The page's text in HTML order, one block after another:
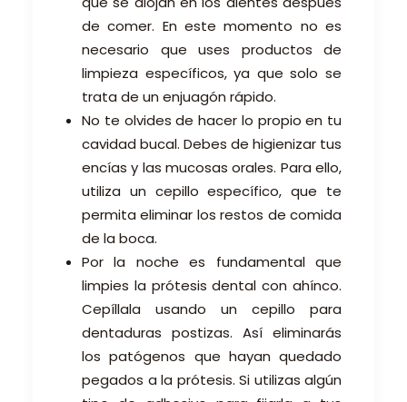
de comer. En este momento no es
necesario que uses productos de
limpieza específicos, ya que solo se
trata de un enjuagón rápido.
No te olvides de hacer lo propio en tu
cavidad bucal. Debes de higienizar tus
encías y las mucosas orales. Para ello,
utiliza un cepillo específico, que te
permita eliminar los restos de comida
de la boca.
Por la noche es fundamental que
limpies la prótesis dental con ahínco.
Cepíllala usando un cepillo para
dentaduras postizas. Así eliminarás
los patógenos que hayan quedado
pegados a la prótesis. Si utilizas algún